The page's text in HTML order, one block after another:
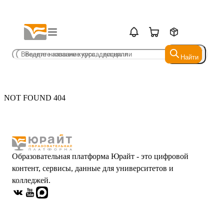
Найти
Найти
NOT FOUND 404
Образовательная платформа Юрайт - это цифровой
контент, сервисы, данные для университетов и
колледжей.